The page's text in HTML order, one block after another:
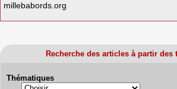
millebabords.org
Recherche des articles à partir des
Thématiques